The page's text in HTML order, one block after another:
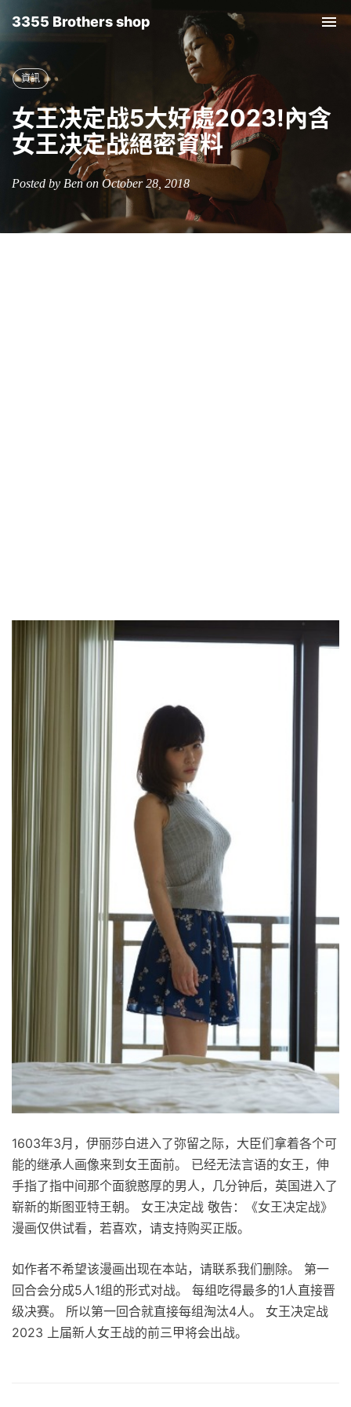
3355 Brothers shop
資訊
女王决定战5大好處2023!內含
女王决定战絕密資料
Posted by Ben on October 28, 2018
1603年3月，伊丽莎白进入了弥留之际，大臣们拿着各个可
能的继承人画像来到女王面前。 已经无法言语的女王，伸
手指了指中间那个面貌憨厚的男人，几分钟后，英国进入了
崭新的斯图亚特王朝。 女王决定战 敬告：《女王决定战》
漫画仅供试看，若喜欢，请支持购买正版。
如作者不希望该漫画出现在本站，请联系我们删除。 第一
回合会分成5人1组的形式对战。 每组吃得最多的1人直接晋
级决赛。 所以第一回合就直接每组淘汰4人。 女王决定战
2023 上届新人女王战的前三甲将会出战。